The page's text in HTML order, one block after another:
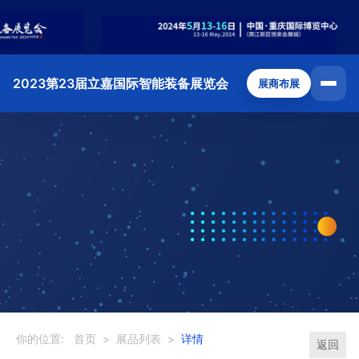
2023第23届立嘉国际智能装备展览会 展商布展
你的位置: 首页 > 展品列表 > 详情 返回